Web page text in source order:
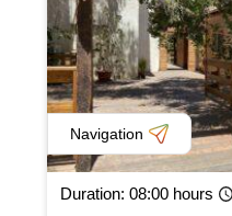
Navigation
Duration: 08:00 hours